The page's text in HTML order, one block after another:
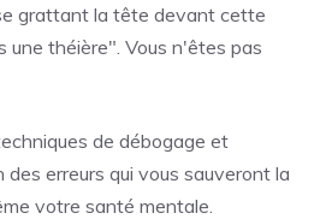
grattant la tête devant cette
une théière". Vous n'êtes pas
de débogage et
erreurs qui vous sauveront la
votre santé mentale.